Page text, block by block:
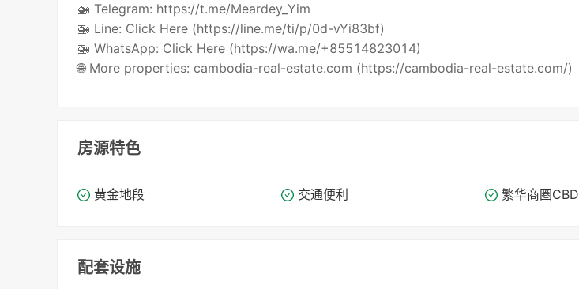
🚁 Telegram: https://t.me/Meardey_Yim
🚁 Line: Click Here (https://line.me/ti/p/0d-vYi83bf)
🚁 WhatsApp: Click Here (https://wa.me/+85514823014)
🌐 More properties: cambodia-real-estate.com (https://cambodia-real-estate.com/)
房源特色
黄金地段 交通便利 繁华商圈​​CBD
配套设施